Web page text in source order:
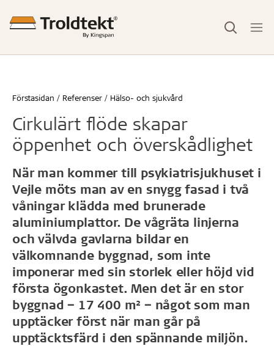
Förstasidan Referenser Hälso- och sjukvård
Cirkulärt flöde skapar
öppenhet och överskådlighet
När man kommer till psykiatrisjukhuset i
Vejle möts man av en snygg fasad i två
våningar klädda med brunerade
aluminiumplattor. De vågräta linjerna
och välvda gavlarna bildar en
välkomnande byggnad, som inte
imponerar med sin storlek eller höjd vid
första ögonkastet. Men det är en stor
byggnad ‒ 17 400 m² ‒ något som man
upptäcker först när man går på
upptäcktsfärd i den spännande miljön.